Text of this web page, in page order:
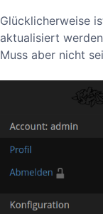
Glücklicherweise
aktualisiert
Muss aber nicht